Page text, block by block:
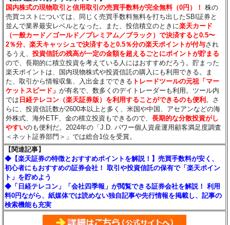
国内株式の現物取引と信用取引の売買手数料が完全無料（0円）！ 株の
売買コストについては、同じく売買手数料無料を打ち出したSBI証券と
並んで業界最安レベルとなった。また、投信積立のときに楽天カード
（一般カード／ゴールド／プレミアム／ブラック）で決済すると0.5〜
2％分、楽天キャッシュで決済すると0.5％分の楽天ポイントが付与され
るうえ、投資信託の残高が一定の金額を超えるごとにポイントが貯まる
ので、長期的に積立投資を考えている人にはおすすめだろう。貯まった
楽天ポイントは、国内現物株式や投資信託の購入にも利用できる。ま
た、取引から情報収集、入出金までできる トレードツールの元祖「マー
ケットスピード」が有名で、数多くのデイトレーダーも利用。ツール内
では 日経テレコン（楽天証券版）を利用することができるのも便利 。さ
らに、投資信託数が2600本以上と多く、米国や中国、アセアンなどの海
外株式、海外ETF、金の積立投資もできるので、長期的な分散投資がし
やすいのも便利だ。2024年の「J.D. パワー個人資産運用顧客満足度調査
＜ネット証券部門＞」では総合1位を受賞。
【関連記事】
◆【楽天証券の特徴とおすすめポイントを解説！】売買手数料が安く、
初心者にもおすすめの証券会社！ 取引や投資信託の保有で「楽天ポイン
ト」を貯めよう
◆「日経テレコン」「会社四季報」が閲覧できる証券会社を解説！ 利用
料0円ながら、紙媒体では読めない独自記事や先行情報を掲載し、記事の
検索機能も充実